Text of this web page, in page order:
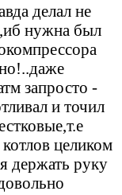
делал не
нужна был
запросто -
и точил
целиком
держать руку